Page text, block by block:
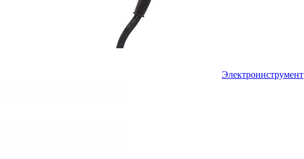
Электроинструмент